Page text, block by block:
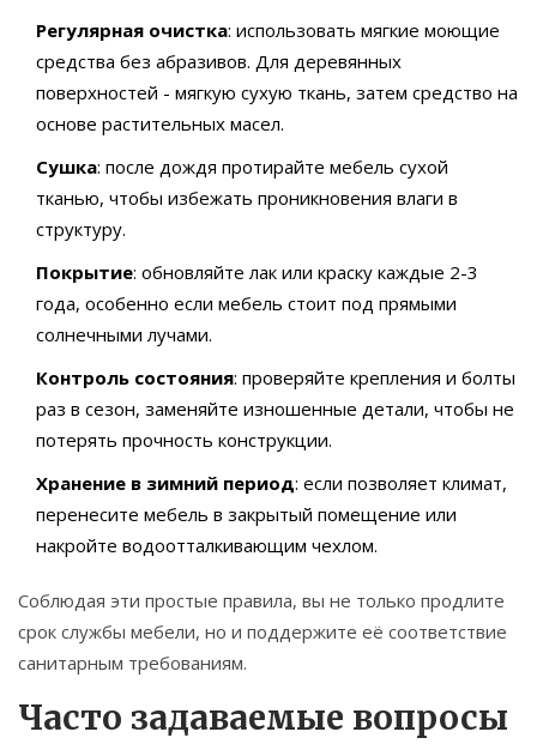
Регулярная очистка: использовать мягкие моющие
средства без абразивов. Для деревянных
поверхностей - мягкую сухую ткань, затем средство на
основе растительных масел.
Сушка: после дождя протирайте мебель сухой
тканью, чтобы избежать проникновения влаги в
структуру.
Покрытие: обновляйте лак или краску каждые 2-3
года, особенно если мебель стоит под прямыми
солнечными лучами.
Контроль состояния: проверяйте крепления и болты
раз в сезон, заменяйте изношенные детали, чтобы не
потерять прочность конструкции.
Хранение в зимний период: если позволяет климат,
перенесите мебель в закрытый помещение или
накройте водоотталкивающим чехлом.
Соблюдая эти простые правила, вы не только продлите
срок службы мебели, но и поддержите её соответствие
санитарным требованиям.
Часто задаваемые вопросы